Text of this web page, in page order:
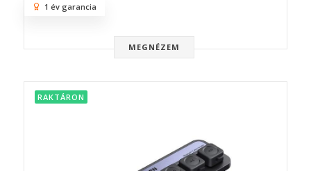
MEGNÉZEM
1 év garancia
RAKTÁRON